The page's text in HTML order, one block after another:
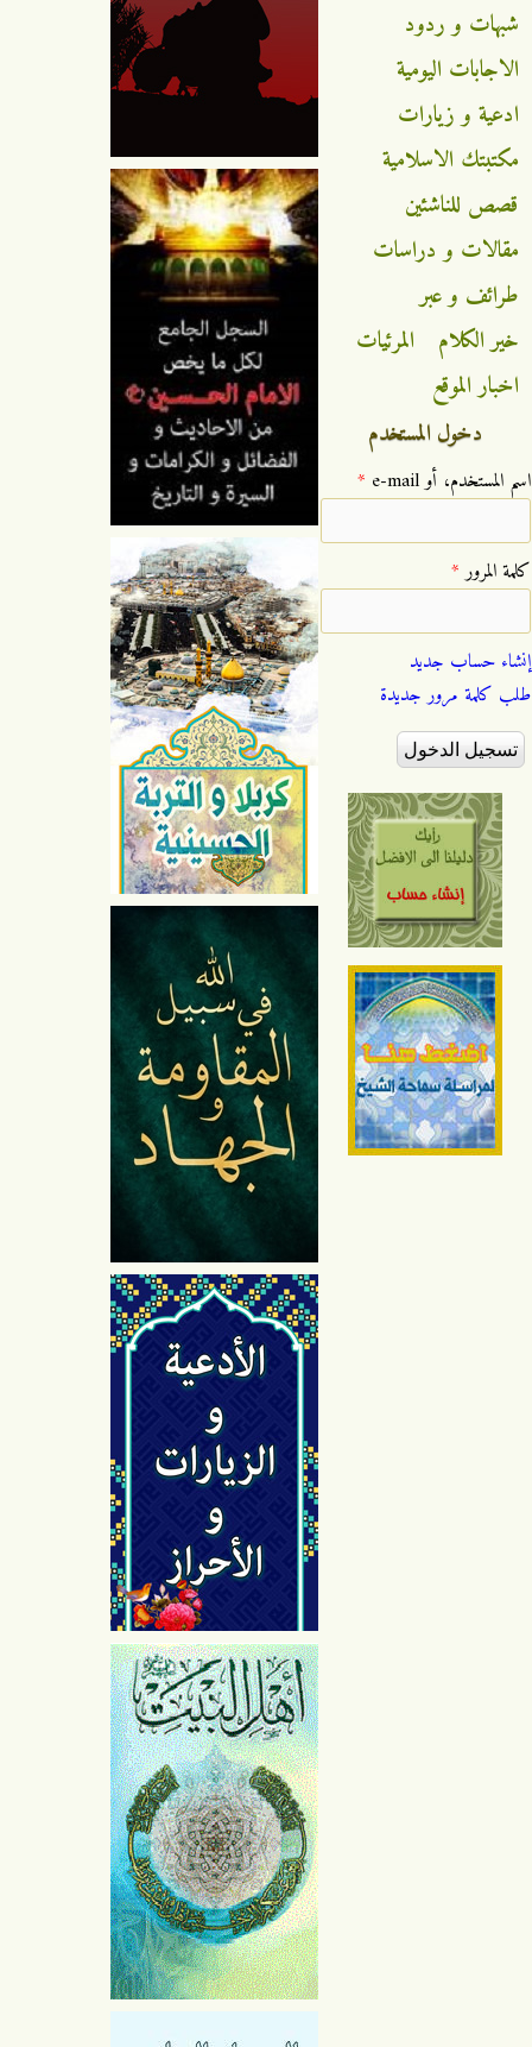
شبهات و ردود
الاجابات اليومية
ادعية و زيارات
مكتبتك الاسلامية
قصص للناشئين
مقالات و دراسات
طرائف و عبر
خير الكلام
المرئيات
اخبار الموقع
دخول المستخدم
‏اسم المستخدم، أو e-mail ‏ *
‏كلمة المرور ‏*
إنشاء حساب جديد
طلب كلمة مرور جديدة